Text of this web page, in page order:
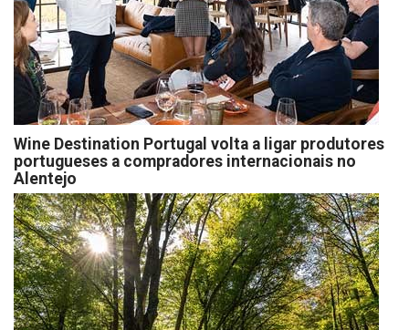
Wine Destination Portugal volta a ligar produtores
portugueses a compradores internacionais no
Alentejo